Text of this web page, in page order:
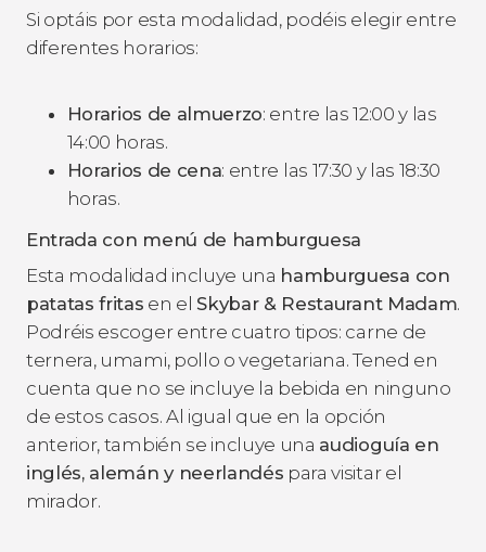
Si optáis por esta modalidad, podéis elegir entre
diferentes horarios:
Horarios de almuerzo: entre las 12:00 y las
14:00 horas.
Horarios de cena: entre las 17:30 y las 18:30
horas.
Entrada con menú de hamburguesa
Esta modalidad incluye una hamburguesa con
patatas fritas en el Skybar & Restaurant Madam.
Podréis escoger entre cuatro tipos: carne de
ternera, umami, pollo o vegetariana. Tened en
cuenta que no se incluye la bebida en ninguno
de estos casos. Al igual que en la opción
anterior, también se incluye una audioguía en
inglés, alemán y neerlandés para visitar el
mirador.